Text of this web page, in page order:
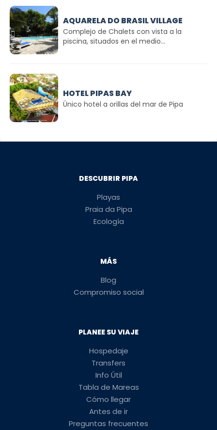
AQUARELA DO BRASIL VILLAGE
Complejo de Chalets con vista a la
piscina, situados en el medio...
HOTEL PIPAS BAY
Único hotel a orillas del mar de Pipa
DESCUBRIR PIPA
Playas
Praia da Pipa
Ecología
MÁS
Blog
Compromiso social
PLANEE SU VIAJE
Hospedaje
Transfers
Info Útil
Tabla de Mareas
Cómo llegar
Antes de ir
Preguntas frecuentes